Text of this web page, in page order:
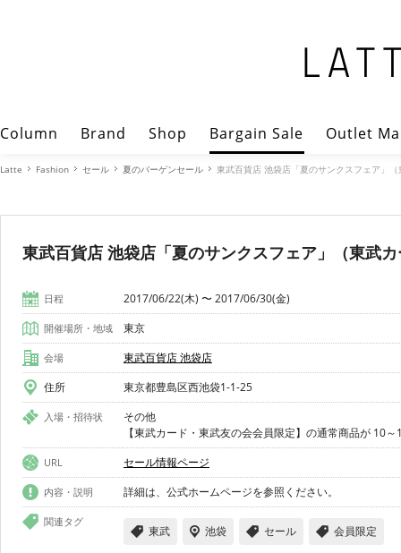
Column Brand Shop Bargain Sale Outlet
Latte Fashion セール 夏のバーゲンセール 東武百貨店 池袋店「夏のサンクスフェア」
東武百貨店 池袋店「夏のサンクスフェア」（東武
日程 2017/06/22(木) 〜 2017/06/30(金)
開催場所・地域 東京
会場
東武百貨店 池袋店
住所
東京都豊島区西池袋1-1-25
入場・招待状
その他
【東武カード・東武友の会会員限定】の通常商品が 10
URL セール情報ページ
内容・説明 詳細は、公式ホームページを参照ください。
関連タグ
東武 池袋 セール 会員限定